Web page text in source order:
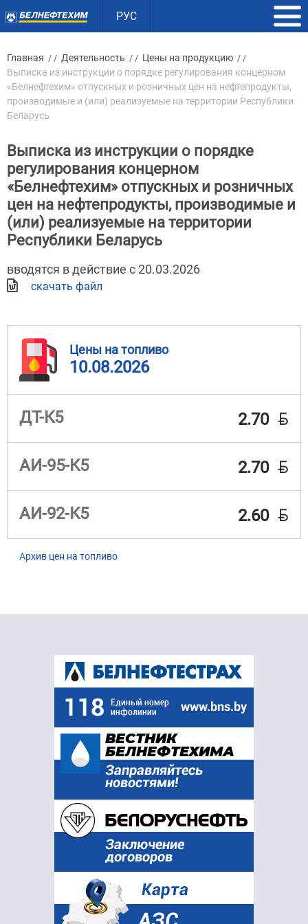
РУС
Главная / / Деятельность / / Цены на продукцию / /
Выписка из инструкции о порядке регулирования концерном
«Белнефтехим» отпускных и розничных цен на нефтепродукты,
производимые и (или) реализуемые на территории Республики
Беларусь
Выписка из инструкции о порядке
регулирования концерном
«Белнефтехим» отпускных и розничных
цен на нефтепродукты, производимые и
(или) реализуемые на территории
Республики Беларусь
вводятся в действие с 20.03.2026
скачать файл
Цены на топливо
10.08.2026
ДТ-К5 2.70 BYN
АИ-95-К5 2.70 BYN
АИ-92-К5 2.60 BYN
Архив цен на топливо